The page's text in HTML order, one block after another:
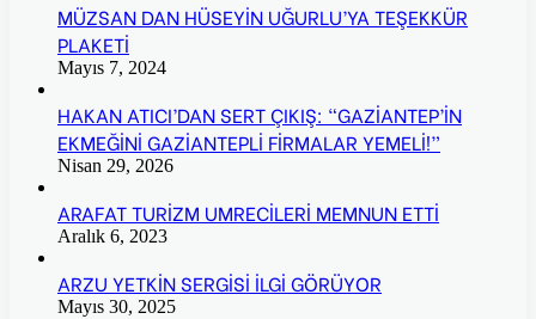
MÜZSAN DAN HÜSEYİN UĞURLU’YA TEŞEKKÜR
PLAKETİ
Mayıs 7, 2024
HAKAN ATICI’DAN SERT ÇIKIŞ: “GAZİANTEP’İN
EKMEĞİNİ GAZİANTEPLİ FİRMALAR YEMELİ!”
Nisan 29, 2026
ARAFAT TURİZM UMRECİLERİ MEMNUN ETTİ
Aralık 6, 2023
ARZU YETKİN SERGİSİ İLGİ GÖRÜYOR
Mayıs 30, 2025